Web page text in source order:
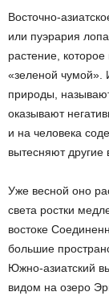
Восточно-
или пуэрария
растение,
«зеленой чумой».
природы,
оказывают
и на человека
вытесняют другие
Уже весной оно
света ростки
востоке
большие
Южно-азиатский
видом на озеро